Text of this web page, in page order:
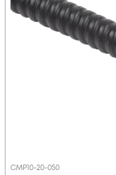
CMP10-20-050